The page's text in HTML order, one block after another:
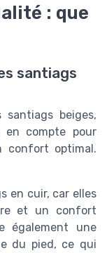
: que
santiags
santiags beiges,
en compte pour
confort optimal.
en cuir, car elles
et un confort
également une
du pied, ce qui